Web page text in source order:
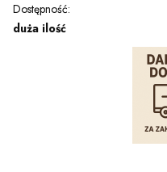
Dostępność:
duża ilość